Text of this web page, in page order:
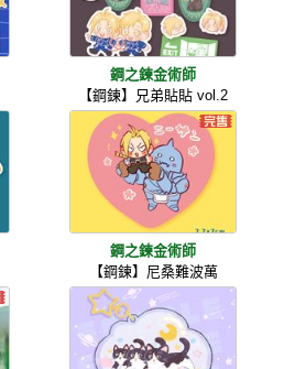
鋼之鍊金術師
【鋼鍊】兄弟貼貼 vol.2
鋼之鍊金術師
【鋼鍊】尼桑難波萬